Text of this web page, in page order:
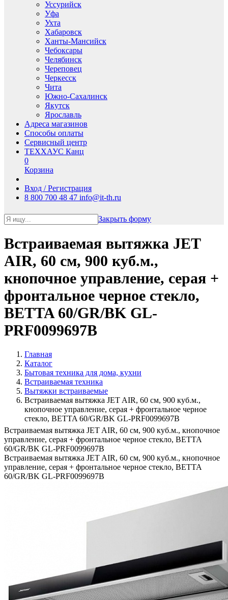
Уссурийск
Уфа
Ухта
Хабаровск
Ханты-Мансийск
Чебоксары
Челябинск
Череповец
Черкесск
Чита
Южно-Сахалинск
Якутск
Ярославль
Адреса магазинов
Способы оплаты
Сервисный центр
ТЕХХАУС Канц
0
Корзина
Вход / Регистрация
8 800 700 48 47 info@it-th.ru
Закрыть форму
Встраиваемая вытяжка JET
AIR, 60 см, 900 куб.м.,
кнопочное управление, серая +
фронтальное черное стекло,
BETTA 60/GR/BK GL-
PRF0099697B
Главная
Каталог
Бытовая техника для дома, кухни
Встраиваемая техника
Вытяжки встраиваемые
Встраиваемая вытяжка JET AIR, 60 см, 900 куб.м.,
кнопочное управление, серая + фронтальное черное
стекло, BETTA 60/GR/BK GL-PRF0099697B
Встраиваемая вытяжка JET AIR, 60 см, 900 куб.м., кнопочное
управление, серая + фронтальное черное стекло, BETTA
60/GR/BK GL-PRF0099697B
Встраиваемая вытяжка JET AIR, 60 см, 900 куб.м., кнопочное
управление, серая + фронтальное черное стекло, BETTA
60/GR/BK GL-PRF0099697B